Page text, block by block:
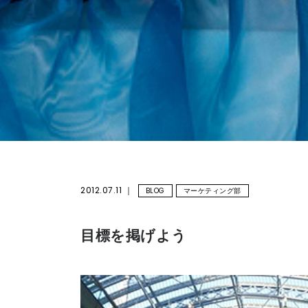
2012.07.11 BLOG マーケティング部
目標を掲げよう